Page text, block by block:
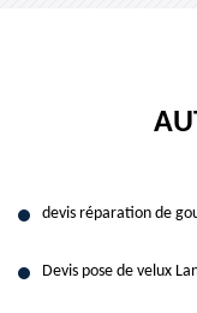
devis réparation de
Devis pose de velux